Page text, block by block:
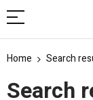
Home Search
Search